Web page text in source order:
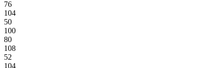
76
104
50
100
80
108
52
104